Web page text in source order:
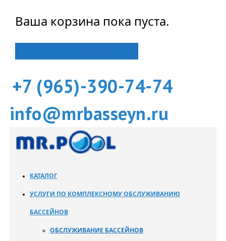
Ваша корзина пока пуста.
+7 (965)-390-74-74
info@mrbasseyn.ru
КАТАЛОГ
УСЛУГИ ПО КОМПЛЕКСНОМУ ОБСЛУЖИВАНИЮ
БАССЕЙНОВ
ОБСЛУЖИВАНИЕ БАССЕЙНОВ